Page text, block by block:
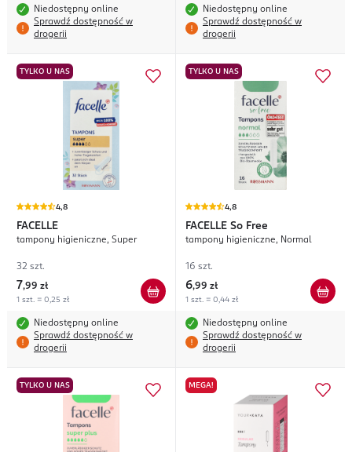
Niedostępny online
Sprawdź dostępność w
drogerii
Niedostępny online
Sprawdź dostępność w
drogerii
TYLKO U NAS
4,8
FACELLE
tampony higieniczne, Super
32 szt.
7,99 zł
1 szt. = 0,25 zł
Niedostępny online
Sprawdź dostępność w
drogerii
TYLKO U NAS
4,8
FACELLE So Free
tampony higieniczne, Normal
16 szt.
6,99 zł
1 szt. = 0,44 zł
Niedostępny online
Sprawdź dostępność w
drogerii
TYLKO U NAS MEGA!